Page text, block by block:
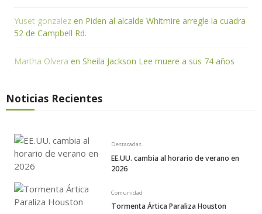
Yuset gonzalez en Piden al alcalde Whitmire arregle la cuadra
52 de Campbell Rd.
Martha Olvera en Sheila Jackson Lee muere a sus 74 años
Noticias Recientes
Destacadas
EE.UU. cambia al horario de verano en
2026
Comunidad
Tormenta Ártica Paraliza Houston